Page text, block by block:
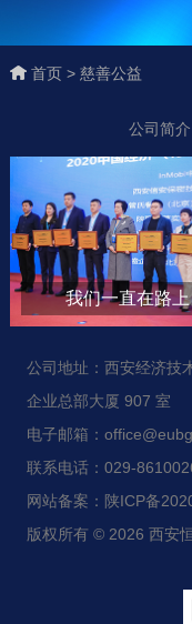
首页 > 慈善公益
公司简介
我们一直在路上
公司地址：西安经济技
企业总部大厦 907 室
电子邮箱：
联系电话：029-
网站备案：陕ICP备
版权所有 © 2026 西安